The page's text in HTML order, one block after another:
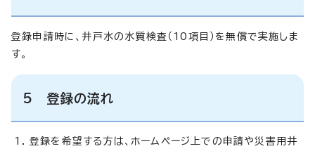
登録申請時に、井戸水の水質検査（10項目）を無償で実施しま
す。
5 登録の流れ
登録を希望する方は、ホームページ上での申請や災害用井